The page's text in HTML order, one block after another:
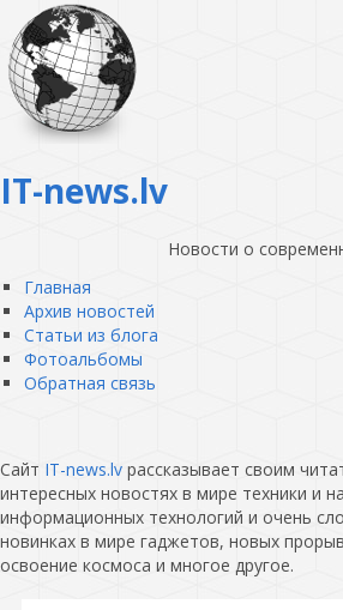
IT-news.lv
Новости о
Главная
Архив новостей
Статьи из блога
Фотоальбомы
Обратная связь
Сайт IT-news.lv рассказывает своим
интересных новостях в мире техники и
информационных технологий и очень
новинках в мире гаджетов, новых
освоение космоса и многое другое.